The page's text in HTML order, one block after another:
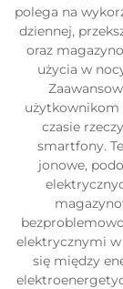
polega na
dziennej,
oraz
użycia w
użytkownikom
czasie
smartfony.
jonowe,
elektrycznymi w
się między